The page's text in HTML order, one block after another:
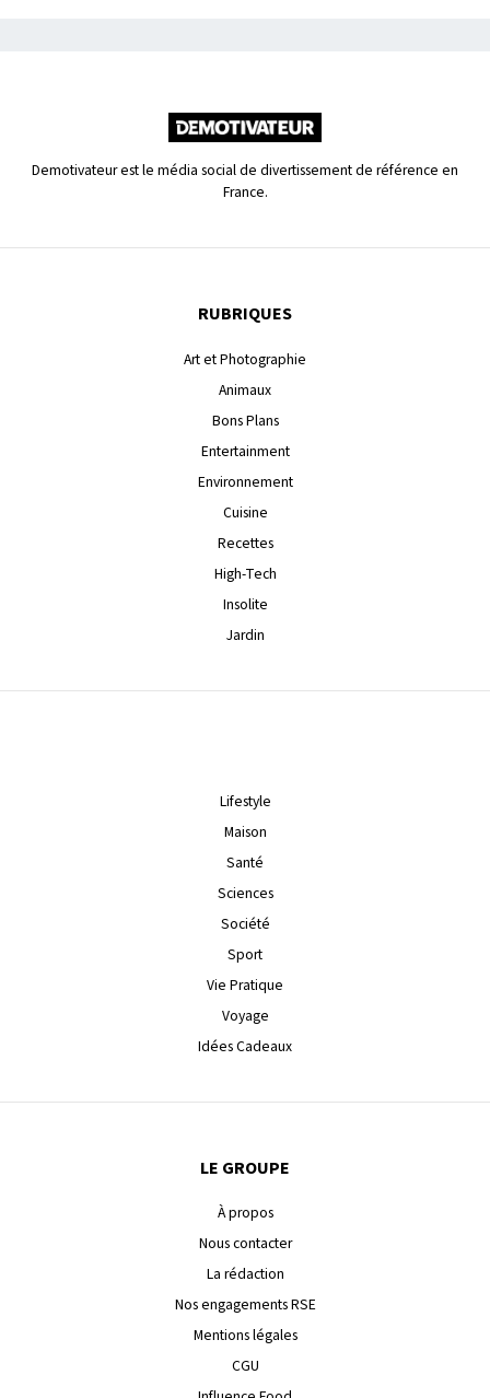
Demotivateur est le média social de divertissement de référence en
France.
RUBRIQUES
Art et Photographie
Animaux
Bons Plans
Entertainment
Environnement
Cuisine
Recettes
High-Tech
Insolite
Jardin
Lifestyle
Maison
Santé
Sciences
Société
Sport
Vie Pratique
Voyage
Idées Cadeaux
LE GROUPE
À propos
Nous contacter
La rédaction
Nos engagements RSE
Mentions légales
CGU